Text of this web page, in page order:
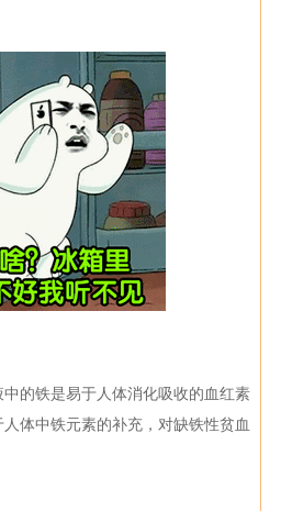
的铁是易于人体消化吸收的血红素
体中铁元素的补充，对缺铁性贫血